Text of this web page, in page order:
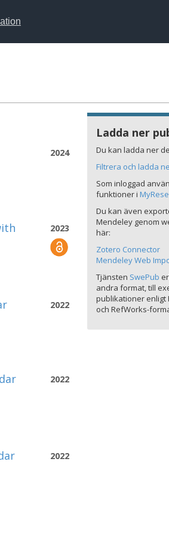
2024
2023
2022
2022
2022
Ladda ner
Du kan ladda ner
Filtrera och ladda
Som inloggad
funktioner i
Du kan även
Mendeley genom
här:
Zotero Connector
Mendeley Web
Tjänsten SwePub
andra format, till
publikationer enligt
och RefWorks-